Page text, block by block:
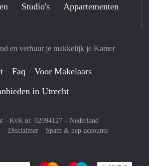
en verhuur je makkelijk je Kamer
Faq
Voor Makelaars
in Utrecht
- KvK nr. 02094127 – Nederland
Disclaimer
Spam & nep-accounts
Studio's Appartementen